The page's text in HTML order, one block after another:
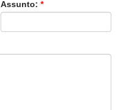
Assunto: *